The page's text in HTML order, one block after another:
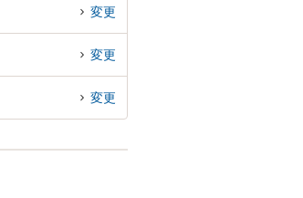
変更
変更
変更